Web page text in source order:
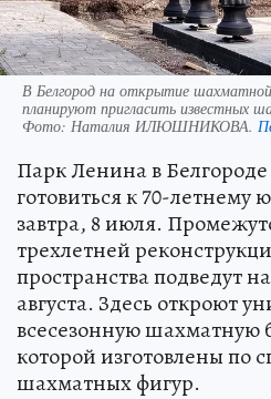
В Белгород на открытие
планируют пригласить известных
Фото: Наталия ИЛЮШНИКОВА.
Парк Ленина в
готовиться к 70-
завтра, 8 июля.
трехлетней
пространства подведут
августа. Здесь откроют
всесезонную шахматную
которой изготовлены по
шахматных фигур.